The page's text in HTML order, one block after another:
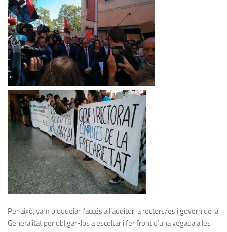
Per això, vam bloquejar l’accés a l’auditori a rectors/es i govern de la
Generalitat per obligar-los a escoltar i fer front d’una vegada a les